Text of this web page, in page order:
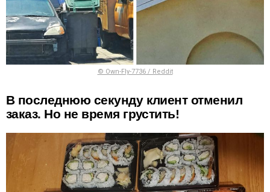
© Own-Fly-7736 / Reddit
В последнюю секунду клиент отменил
заказ. Но не время грустить!